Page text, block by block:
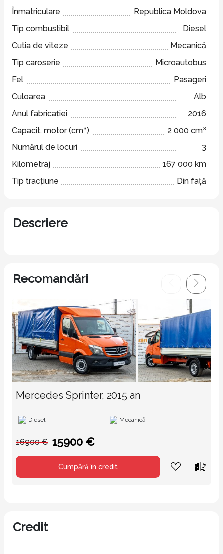
Înmatriculare
Republica Moldova
Tip combustibil
Diesel
Cutia de viteze
Mecanică
Tip caroserie
Microautobus
Fel
Pasageri
Culoarea
Alb
Anul fabricației
2016
Capacit. motor (cm³)
2 000 cm³
Numărul de locuri
3
Kilometraj
167 000 km
Tip tracțiune
Din față
Descriere
Recomandări
Mercedes Sprinter, 2015 an
Diesel Mecanică
16900 € 15900 €
Cumpără în credit
Credit